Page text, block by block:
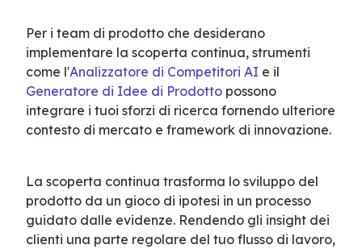
Per i team di prodotto che desiderano
implementare la scoperta continua, strumenti
come l'Analizzatore di Competitori AI
Generatore di Idee di Prodotto possono
integrare i tuoi sforzi di ricerca fornendo ulteriore
contesto di mercato e framework di innovazione.
La scoperta continua trasforma lo sviluppo del
prodotto da un gioco di ipotesi in un processo
guidato dalle evidenze. Rendendo gli insight dei
clienti una parte regolare del tuo flusso di lavoro,